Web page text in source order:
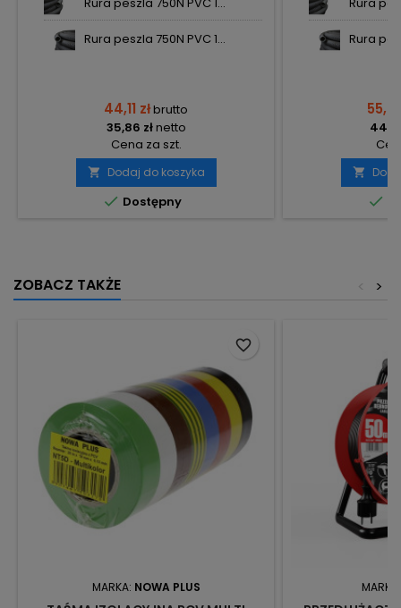
Rura peszla 750N PVC 1...
44,11 złbrutto
35,86 złnetto
Cena za szt.
 Dodaj do koszyka
 Dostępny
Rura


ZOBACZ TAKŻE >
<
MARKA: NOWA PLUS
favorite_border